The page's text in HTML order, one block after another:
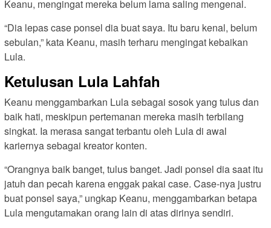
Keanu, mengingat mereka belum lama saling mengenal.
“Dia lepas case ponsel dia buat saya. Itu baru kenal, belum
sebulan,” kata Keanu, masih terharu mengingat kebaikan
Lula.
Ketulusan Lula Lahfah
Keanu menggambarkan Lula sebagai sosok yang tulus dan
baik hati, meskipun pertemanan mereka masih terbilang
singkat. Ia merasa sangat terbantu oleh Lula di awal
kariernya sebagai kreator konten.
“Orangnya baik banget, tulus banget. Jadi ponsel dia saat itu
jatuh dan pecah karena enggak pakai case. Case-nya justru
buat ponsel saya,” ungkap Keanu, menggambarkan betapa
Lula mengutamakan orang lain di atas dirinya sendiri.